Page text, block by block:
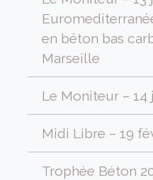
en béton bas
Marseille
Le Moniteur – 14
Midi Libre – 19
Trophée Béton